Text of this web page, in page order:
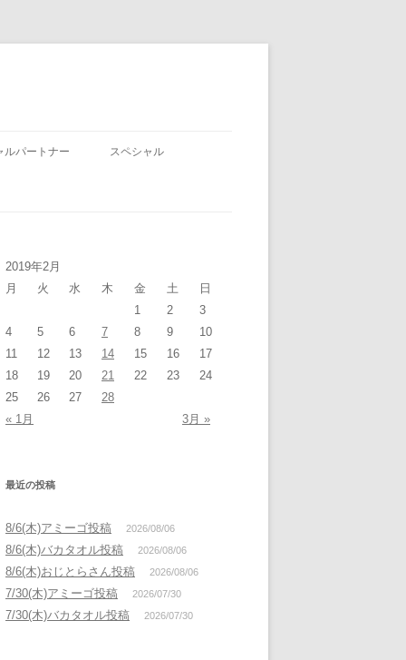
ルパートナー スペシャル
2019年2月
月
火 水 木 金 土
日
1
2
3
4
5 6 7 8 9
10
11
12 13 14 15 16
17
18
19 20 21 22 23
24
25
26 27
28
« 1月
3月 »
最近の投稿
8/6(木)アミーゴ投稿 2026/08/06
8/6(木)バカタオル投稿 2026/08/06
8/6(木)おじとらさん投稿 2026/08/06
7/30(木)アミーゴ投稿 2026/07/30
7/30(木)バカタオル投稿 2026/07/30